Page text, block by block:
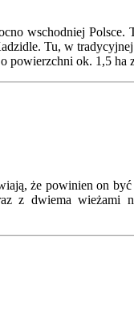
wschodniej
Tu, w
powierzchni ok. 1,5
że powinien on
z dwiema wieżami